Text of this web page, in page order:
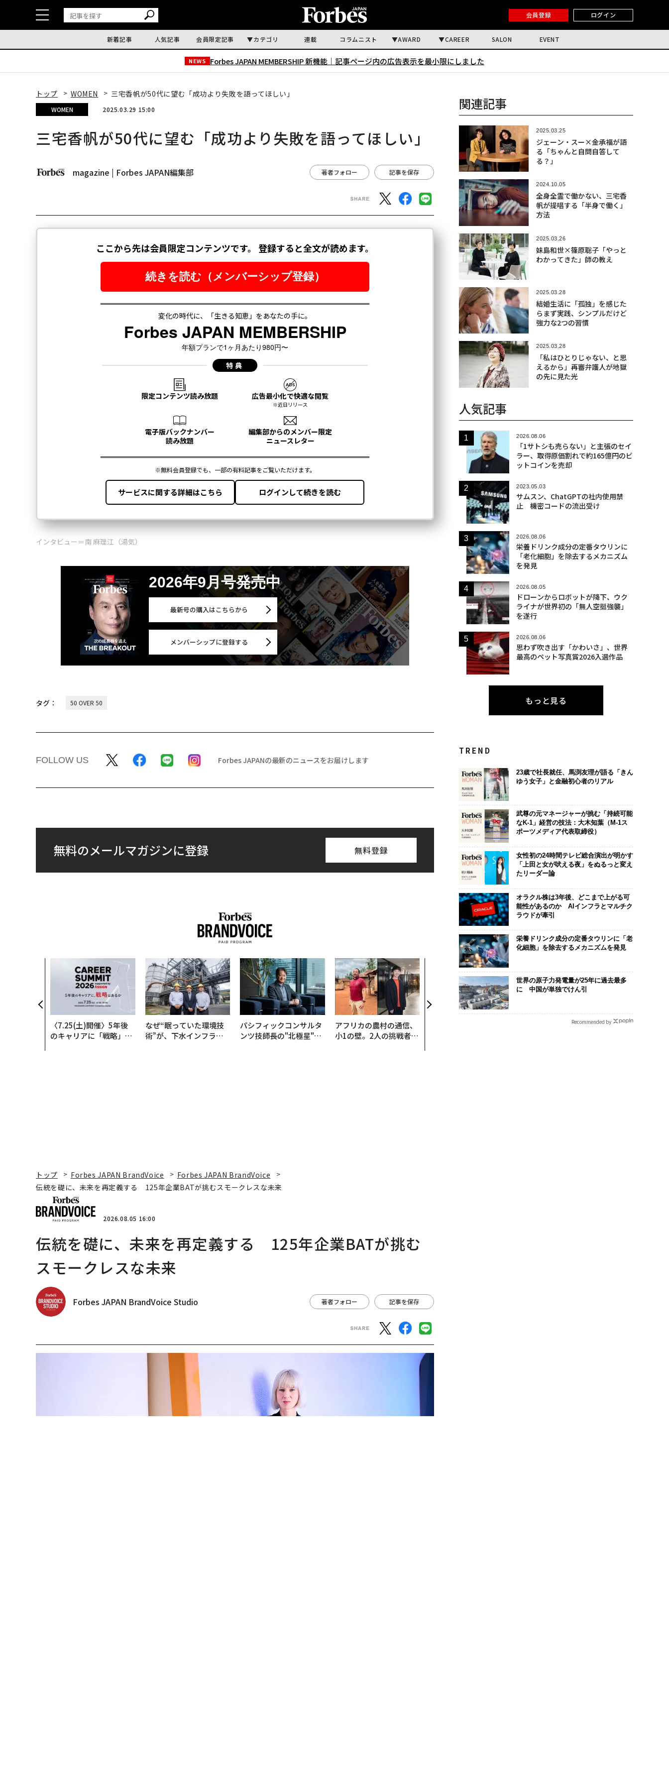
会員登録 ログイン
新着記事 人気記事 会員限定記事 カテゴリ 連載 コラムニスト AWARD CAREER SALON EVENT
NEWS Forbes JAPAN MEMBERSHIP 新機能｜ 記事ページ内の広告表示を最小限にしました
トップ WOMEN 三宅香帆が50代に望む「成功より失敗を語ってほしい」
WOMEN 2025.03.29 15:00
三宅香帆が50代に望む「成功より失敗を語ってほしい」
magazine | Forbes JAPAN編集部 著者フォロー 記事を保存
インタビュー＝南 麻理江（湯気）
2026年9月号発売中
最新号の購入はこちらから
メンバーシップに登録する
タグ： 50 OVER 50
FOLLOW US Forbes JAPANの最新のニュースをお届けします
無料のメールマガジンに登録 無料登録
〈7.25(土)開催〉5年後
のキャリアに「戦略」は
なぜ“眠っていた環境技
術”が、下水インフラを
パシフィックコンサルタ
ンツ技師長の"北極星"。
アフリカの農村の通信、
小1の壁。2人の挑戦者が
目先の転職ではなく「10
年後の価値」をつくる─
─アサインの長期伴走型
支援とは
─レクサスが新型TZとE
Sに込めた「DISCOVE
ナ併設オフィ
関連記事
2025.03.25
ジェーン・スー×金承福が語
る「ちゃんと自問自答して
る？」
2024.10.05
全身全霊で働かない、三宅香
帆が提唱する「半身で働く」
方法
2025.03.26
妹島和世×篠原聡子「やっと
わかってきた」師の教え
2025.03.28
結婚生活に「孤独」を感じた
らまず実践、シンプルだけど
強力な2つの習慣
2025.03.28
「私はひとりじゃない、と思
えるから」再審弁護人が地獄
の先に見た光
人気記事
2026.08.06
「1サトシも売らない」と主張のセイ
ラー、取得原価割れで約165億円のビ
ットコインを売却
2023.05.03
サムスン、ChatGPTの社内使用禁
止 機密コードの流出受け
2026.08.06
栄養ドリンク成分の定番タウリンに
「老化細胞」を除去するメカニズム
を発見
2026.08.05
ドローンからロボットが降下、ウク
ライナが世界初の「無人空挺強襲」
を遂行
2026.08.06
思わず吹き出す「かわいさ」、世界
最高のペット写真賞2026入選作品
もっと見る
TREND
23歳で社長就任、馬渕友理が語る「きん
ゆう女子」と金融初心者のリアル
武尊の元マネージャーが挑む「持続可能
なK-1」経営の技法：大木知葉（M-1ス
ポーツメディア代表取締役）
女性初の24時間テレビ総合演出が明かす
「上田と女が吠える夜」をぬるっと変え
たリーダー論
オラクル株は3年後、どこまで上がる可
能性があるのか AIインフラとマルチク
ラウドが牽引
栄養ドリンク成分の定番タウリンに「老
化細胞」を除去するメカニズムを発見
世界の原子力発電量が25年に過去最多
に 中国が単独でけん引
Recommended by
トップ Forbes JAPAN BrandVoice
Forbes JAPAN BrandVoice
伝統を礎に、未来を再定義する 125年企業BATが挑むスモークレスな未来
2026.08.05 16:00
伝統を礎に、未来を再定義する 125年企業BATが挑む
スモークレスな未来
Forbes JAPAN BrandVoice Studio 著者フォロー 記事を保存